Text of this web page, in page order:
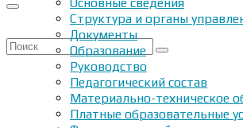
Искать:
Структура и органы
Документы
Образование
Руководство
Педагогический состав
Материально-техническое
Платные образовательные